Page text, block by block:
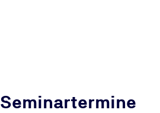
Seminartermine